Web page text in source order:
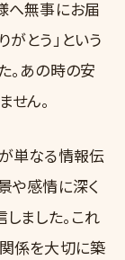
へ無事にお届
とう」という
。あの時の安
せん。
単なる情報伝
や感情に深く
ました。これ
係を大切に築